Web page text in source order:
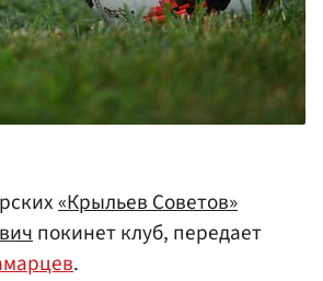
«Крыльев Советов»
покинет клуб, передает
.